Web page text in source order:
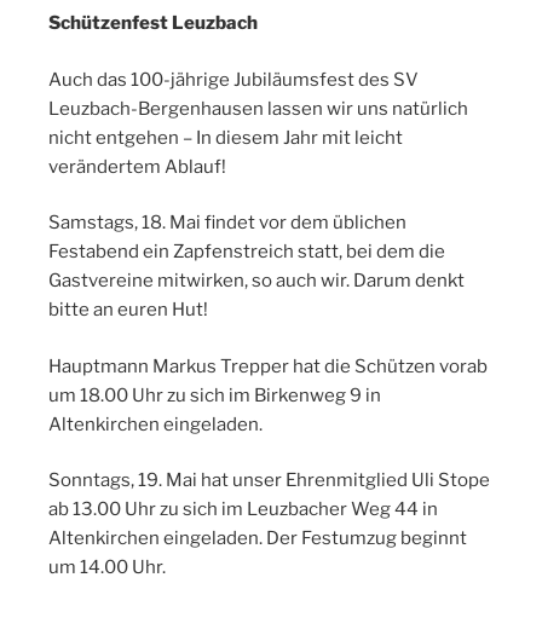
Schützenfest Leuzbach
Auch das 100-jährige Jubiläumsfest des SV
Leuzbach-Bergenhausen lassen wir uns natürlich
nicht entgehen – In diesem Jahr mit leicht
verändertem Ablauf!
Samstags, 18. Mai findet vor dem üblichen
Festabend ein Zapfenstreich statt, bei dem die
Gastvereine mitwirken, so auch wir. Darum denkt
bitte an euren Hut!
Hauptmann Markus Trepper hat die Schützen vorab
um 18.00 Uhr zu sich im Birkenweg 9 in
Altenkirchen eingeladen.
Sonntags, 19. Mai hat unser Ehrenmitglied Uli Stope
ab 13.00 Uhr zu sich im Leuzbacher Weg 44 in
Altenkirchen eingeladen. Der Festumzug beginnt
um 14.00 Uhr.